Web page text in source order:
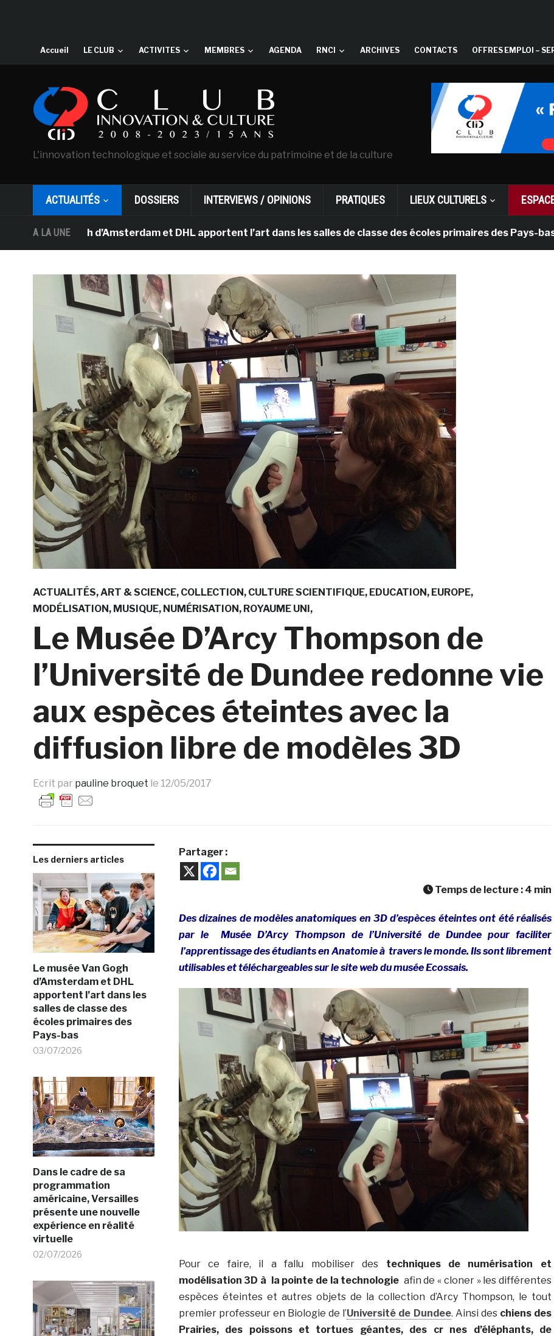
Accueil LE CLUB ACTIVITES MEMBRES AGENDA RNCI ARCHIVES CONTACTS OFFRES EMPLOI –
L'innovation technologique et sociale au service du patrimoine et de la culture
ACTUALITÉS DOSSIERS INTERVIEWS / OPINIONS PRATIQUES LIEUX CULTURELS
A LA UNE
Van Gogh d’Amsterdam et DHL apportent l’art dans les salles de classe des écoles primaires des Pays-bas il
ACTUALITÉS ART & SCIENCE COLLECTION CULTURE SCIENTIFIQUE EDUCATION EUROPE
MODÉLISATION MUSIQUE NUMÉRISATION ROYAUME UNI
Le Musée D’Arcy Thompson de
l’Université de Dundee redonne vie
aux espèces éteintes avec la
diffusion libre de modèles 3D
Ecrit par pauline broquet le 12/05/2017
Les derniers articles
Le musée Van Gogh
d’Amsterdam et DHL
apportent l’art dans les
salles de classe des
écoles primaires des
Pays-bas
03/07/2026
Dans le cadre de sa
programmation
américaine, Versailles
présente une nouvelle
expérience en réalité
virtuelle
02/07/2026
Partager :
Temps de lecture : 4 min
Des dizaines de modèles anatomiques en 3D d’espèces éteintes ont été réalisés
par le Musée D’Arcy Thompson de l’Université de Dundee pour faciliter
l’apprentissage des étudiants en Anatomie à travers le monde. Ils sont librement
utilisables et téléchargeables sur le site web du musée Ecossais.
Pour ce faire, il a fallu mobiliser des techniques de numérisation et
modélisation 3D à la pointe de la technologie afin de « cloner » les différentes
espèces éteintes et autres objets de la collection d’Arcy Thompson, le tout
premier professeur en Biologie de l’Université de Dundee. Ainsi des chiens des
Prairies, des poissons et tortues géantes, des cr nes d’éléphants, de